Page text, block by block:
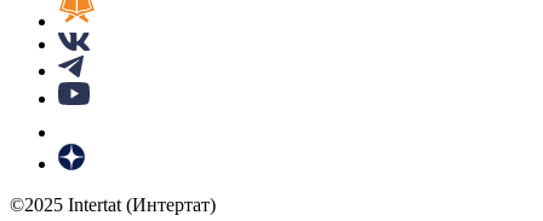
©2025 Intertat (Интертат)